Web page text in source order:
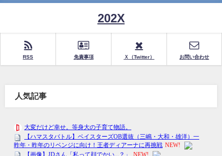
202X
RSS 免責事項 Ｘ（Twitter） お問い合わせ
人気記事